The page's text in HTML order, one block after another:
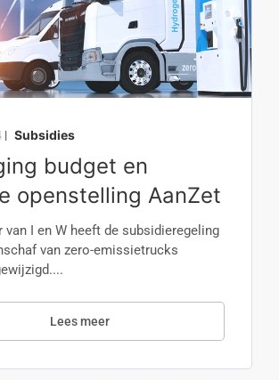
| Subsidies
budget en
openstelling AanZet
van I en W heeft de subsidieregeling
van zero-emissietrucks
Lees meer